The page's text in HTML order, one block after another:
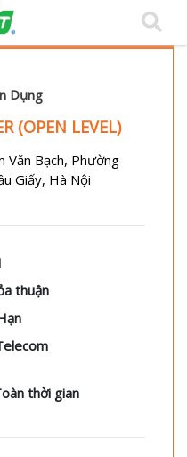
Dụng
(OPEN LEVEL)
Văn Bạch, Phường
Giấy, Hà Nội
thuận
thời gian